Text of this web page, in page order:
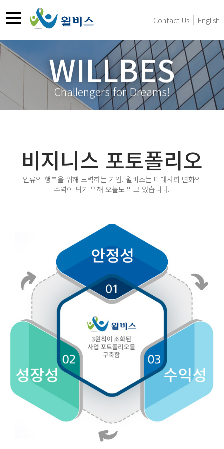
Contact Us English
WILLBES
Challengers for Dreams!
비지니스 포토폴리오
인류의 행복을 위해 노력하는 기업. 윌비스는 미래사회 변화의
주역이 되기 위해 오늘도 뛰고 있습니다.